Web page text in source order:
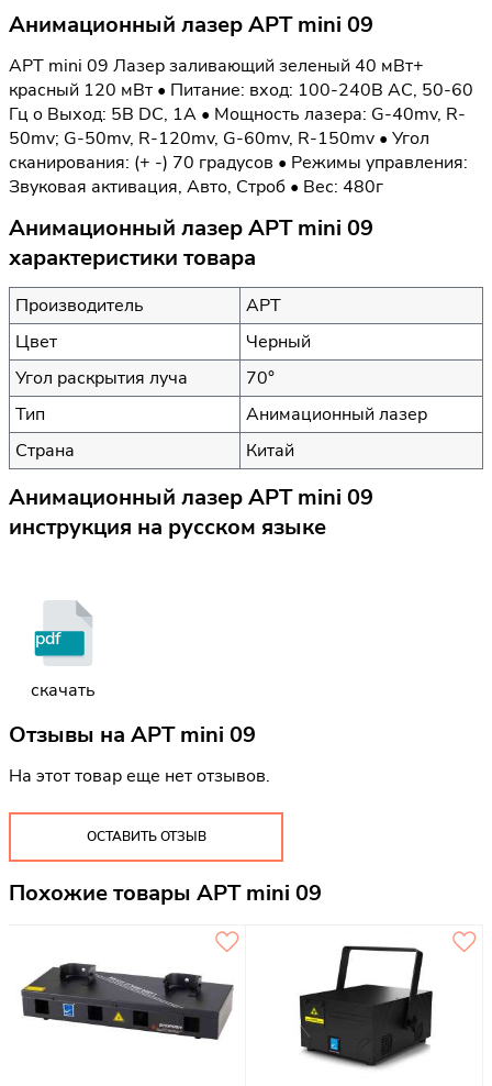
Анимационный лазер APT mini 09
APT mini 09 Лазер заливающий зеленый 40 мВт+
красный 120 мВт • Питание: вход: 100-240В AC, 50-60
Гц o Выход: 5В DC, 1A • Мощность лазера: G-40mv, R-
50mv; G-50mv, R-120mv, G-60mv, R-150mv • Угол
сканирования: (+ -) 70 градусов • Режимы управления:
Звуковая активация, Авто, Строб • Вес: 480г
Анимационный лазер APT mini 09
характеристики товара
Производитель
APT
Цвет
Черный
Угол раскрытия луча
70°
Тип
Анимационный лазер
Страна
Китай
Анимационный лазер APT mini 09
инструкция на русском языке
pdf
скачать
Отзывы на APT mini 09
На этот товар еще нет отзывов.
ОСТАВИТЬ ОТЗЫВ
Похожие товары APT mini 09